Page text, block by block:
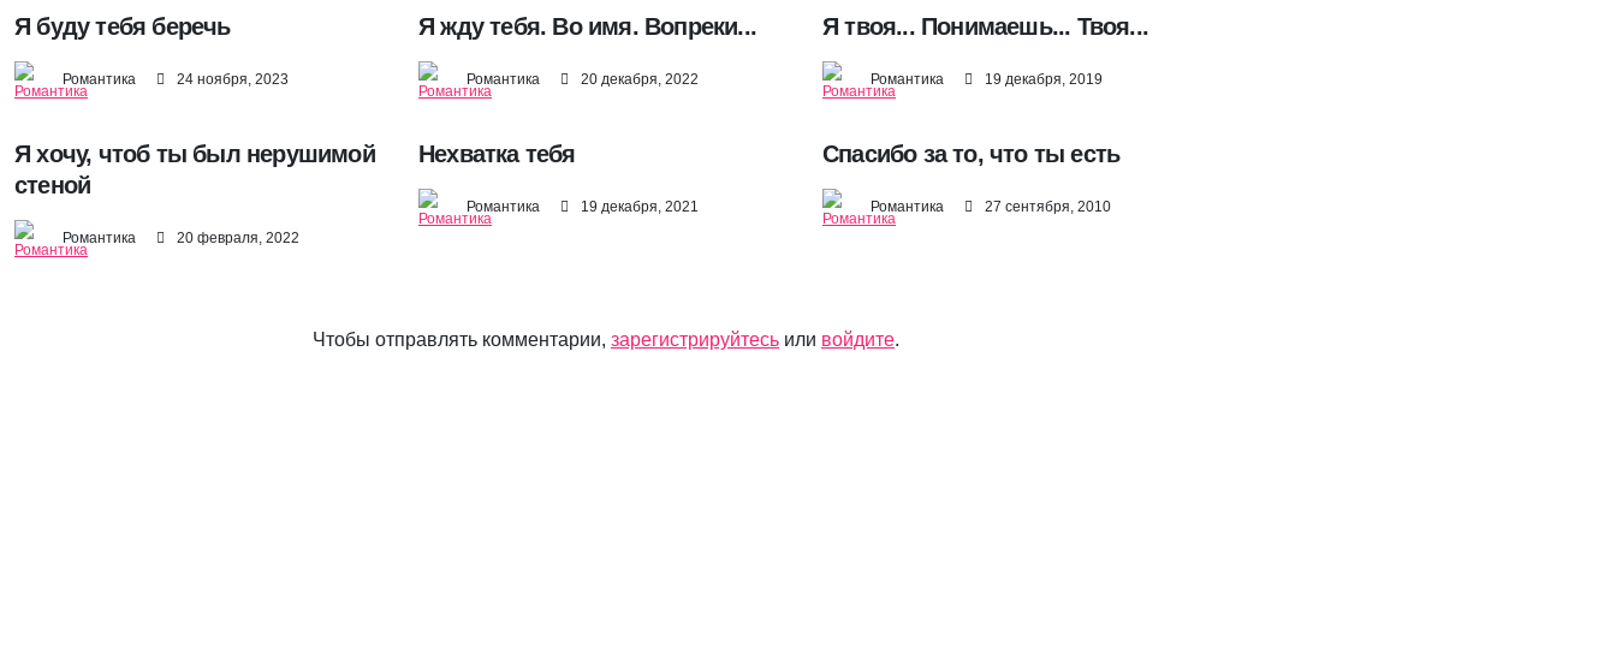
Я буду тебя беречь
Романтика 24 ноября, 2023
Я жду тебя. Во имя. Вопреки...
Романтика 20 декабря, 2022
Я твоя... Понимаешь... Твоя...
Романтика 19 декабря, 2019
Я хочу, чтоб ты был нерушимой
стеной
Романтика 20 февраля, 2022
Нехватка тебя
Романтика 19 декабря, 2021
Спасибо за то, что ты есть
Романтика 27 сентября, 2010
Чтобы отправлять комментарии, зарегистрируйтесь или войдите.